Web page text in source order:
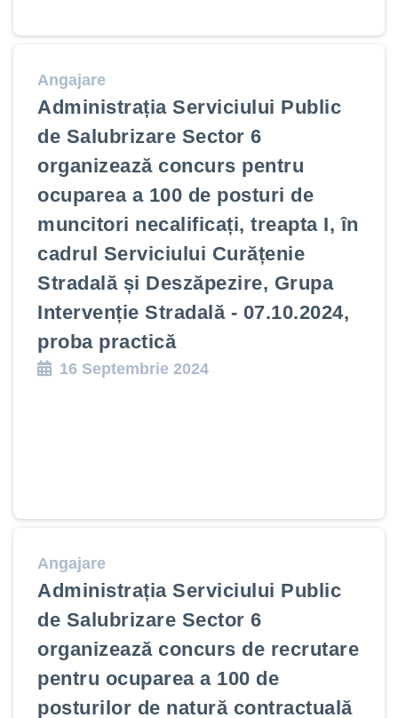
Angajare
Administrația Serviciului Public
de Salubrizare Sector 6
organizează concurs pentru
ocuparea a 100 de posturi de
muncitori necalificați, treapta I, în
cadrul Serviciului Curățenie
Stradală și Deszăpezire, Grupa
Intervenție Stradală - 07.10.2024,
proba practică
16 Septembrie 2024
Angajare
Administrația Serviciului Public
de Salubrizare Sector 6
organizează concurs de recrutare
pentru ocuparea a 100 de
posturilor de natură contractuală